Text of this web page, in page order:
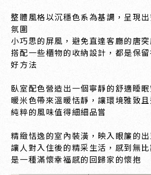
整體風格以沉穩色系為基調，呈現
氛圍
小巧思的屏風，避免直達客廳的唐
搭配一些櫃物的收納設計，都是保
好方法
臥室配色營造出一個寧靜的舒適睡
暖米色帶來溫暖恬靜，讓環境雅致且
純粹的風味值得細細品嘗
精緻恬逸的室內裝潢，映入眼簾的
讓人對入住後的精采生活，感到無
是一種滿懷幸福感的回歸家的懷抱